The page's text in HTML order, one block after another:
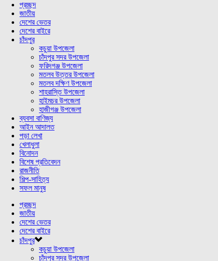
প্রচ্ছদ
জাতীয়
দেশের ভেতর
দেশের বাইরে
চাঁদপুর
কচুয়া উপজেলা
চাঁদপুর সদর উপজেলা
ফরিদগঞ্জ উপজেলা
মতলব উত্তর উপজেলা
মতলব দক্ষিণ উপজেলা
শাহরাস্তি উপজেলা
হাইমচর উপজেলা
হাজীগঞ্জ উপজেলা
ব্যবসা বাণিজ্য
আইন আদালত
পড়া লেখা
খেলাধুলা
বিনোদন
বিশেষ প্রতিবেদন
রাজনীতি
শিল্প-সাহিত্য
সফল মানুষ
প্রচ্ছদ
জাতীয়
দেশের ভেতর
দেশের বাইরে
চাঁদপুর
কচুয়া উপজেলা
চাঁদপুর সদর উপজেলা